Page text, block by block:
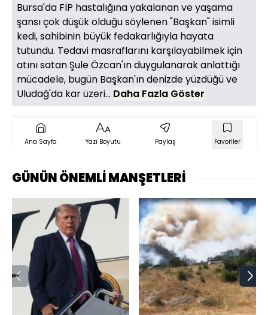
Bursa'da FİP hastalığına yakalanan ve yaşama
şansı çok düşük olduğu söylenen "Başkan" isimli
kedi, sahibinin büyük fedakarlığıyla hayata
tutundu. Tedavi masraflarını karşılayabilmek için
atını satan Şule Özcan'ın duygulanarak anlattığı
mücadele, bugün Başkan'ın denizde yüzdüğü ve
Uludağ'da kar üzeri... Daha Fazla Göster
Ana Sayfa Yazı Boyutu Paylaş Favoriler
GÜNÜN ÖNEMLİ MANŞETLERİ